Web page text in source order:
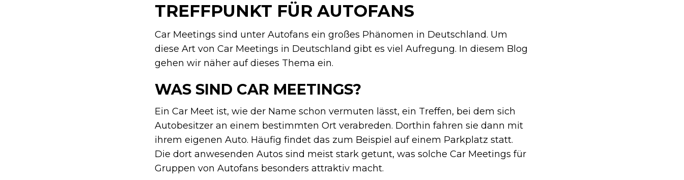
TREFFPUNKT FÜR AUTOFANS
Car Meetings sind unter Autofans ein großes Phänomen in Deutschland. Um
diese Art von Car Meetings in Deutschland gibt es viel Aufregung. In diesem Blog
gehen wir näher auf dieses Thema ein.
WAS SIND CAR MEETINGS?
Ein Car Meet ist, wie der Name schon vermuten lässt, ein Treffen, bei dem sich
Autobesitzer an einem bestimmten Ort verabreden. Dorthin fahren sie dann mit
ihrem eigenen Auto. Häufig findet das zum Beispiel auf einem Parkplatz statt.
Die dort anwesenden Autos sind meist stark getunt, was solche Car Meetings für
Gruppen von Autofans besonders attraktiv macht.